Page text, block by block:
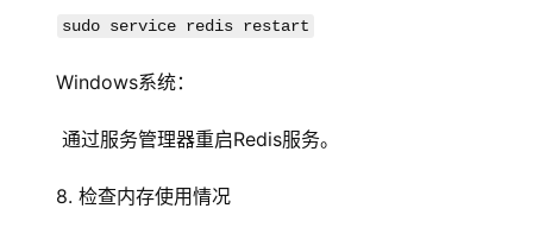
sudo service redis restart
Windows系统：
通过服务管理器重启Redis服务。
8. 检查内存使用情况